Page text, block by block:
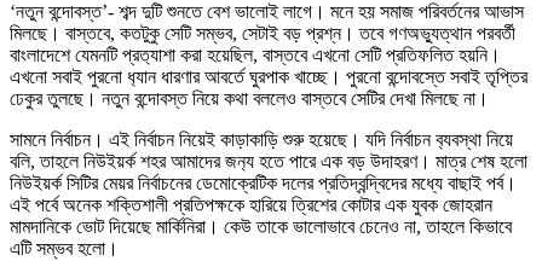
‘নতুন বন্দোবস্ত’- শব্দ দুটি শুনতে বেশ ভালোই লাগে। মনে হয় সমাজ পরিবর্তনের আভাস
মিলছে। বাস্তবে, কতটুকু সেটি সম্ভব, সেটাই বড় প্রশ্ন। তবে গণঅভ‍্যুত্থান পরবর্তী
বাংলাদেশে যেমনটি প্রত‍্যাশা করা হয়েছিল, বাস্তবে এখনো সেটি প্রতিফলিত হয়নি।
এখনো সবাই পুরনো ধ‍্যান ধারণার আবর্তে ঘুরপাক খাচ্ছে। পুরনো বন্দোবস্তে সবাই তৃপ্তির
ঢেকুর তুলছে। নতুন বন্দোবস্ত নিয়ে কথা বললেও বাস্তবে সেটির দেখা মিলছে না।
সামনে নির্বাচন। এই নির্বাচন নিয়েই কাড়াকাড়ি শুরু হয়েছে। যদি নির্বাচন ব‍্যবস্থা নিয়ে
বলি, তাহলে নিউইয়র্ক শহর আমাদের জন‍্য হতে পারে এক বড় উদাহরণ। মাত্র শেষ হলো
নিউইয়র্ক সিটির মেয়র নির্বাচনের ডেমোক্রেটিক দলের প্রতিদ্বন্দ্বিদের মধ্যে বাছাই পর্ব।
এই পর্বে অনেক শক্তিশালী প্রতিপক্ষকে হারিয়ে ত্রিশের কোটার এক যুবক জোহরান
মামদানিকে ভোট দিয়েছে মার্কিনিরা। কেউ তাকে ভালোভাবে চেনেও না, তাহলে কিভাবে
এটি সম্ভব হলো।